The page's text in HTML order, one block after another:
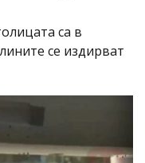
са в
се издирват